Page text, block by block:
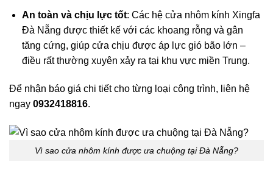
An toàn và chịu lực tốt: Các hệ cửa nhôm kính Xingfa
Đà Nẵng được thiết kế với các khoang rỗng và gân
tăng cứng, giúp cửa chịu được áp lực gió bão lớn –
điều rất thường xuyên xảy ra tại khu vực miền Trung.
Để nhận báo giá chi tiết cho từng loại công trình, liên hệ
ngay 0932418816.
Vì sao cửa nhôm kính được ưa chuộng tại Đà Nẵng?